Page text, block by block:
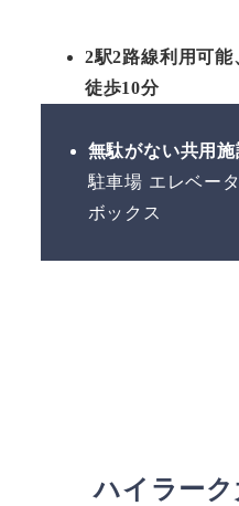
2駅2路線利用可
徒歩10分
無駄がない共用
駐車場 エレベー
ボックス
ハイラー